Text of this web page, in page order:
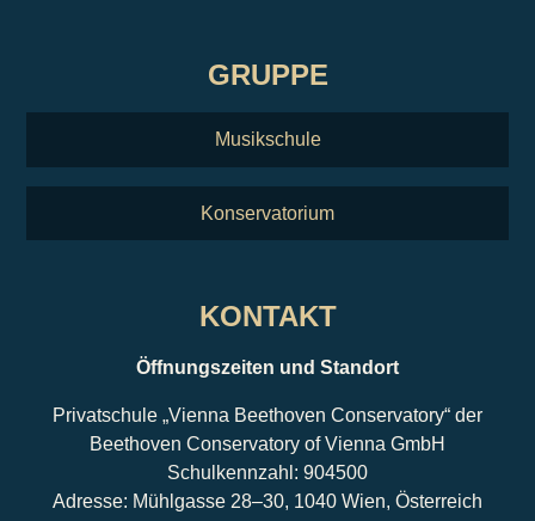
GRUPPE
Musikschule
Konservatorium
KONTAKT
Öffnungszeiten und Standort
Privatschule „Vienna Beethoven Conservatory“ der
Beethoven Conservatory of Vienna GmbH
Schulkennzahl: 904500
Adresse: Mühlgasse 28–30, 1040 Wien, Österreich